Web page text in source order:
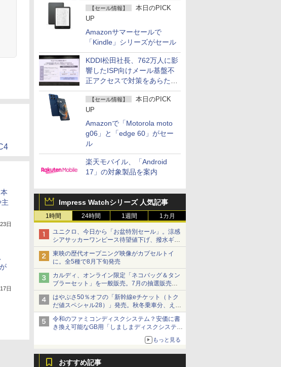
【セール情報】
本日のPICK
UP
Amazonサマーセールで
「Kindle」シリーズがセール
KDDI松田社長、762万人に影
響したISP向けメール基盤不
正アクセスで対策をあらため
て説明
【セール情報】
本日のPICK
UP
Amazonで「Motorola moto
g06」と「edge 60」がセー
ル
楽天モバイル、「Android
17」の対象製品を案内
Impress Watchシリーズ 人気記事
1時間 24時間 1週間 1カ月
ユニクロ、今日から「お盆特別セール」。涼感
シアサッカーワンピース待望値下げ、撥水ギア
ショーツは1990円に
東映の歴代オープニング映像がカプセルトイ
に。全5種で8月下旬発売
カルディ、オンライン限定「ネコバッグ＆タン
ブラーセット」を一般販売。7月の抽選販売の
当選無効分
はやぶさ50％オフの「新幹線eチケット（トク
だ値スペシャル28）」発売。秋冬乗車分、えき
ねっと限定
令和のファミコンディスクシステム？安価に書
き換え可能なGB用「しましまディスクシステ
もっと見る
おすすめ記事
日
日